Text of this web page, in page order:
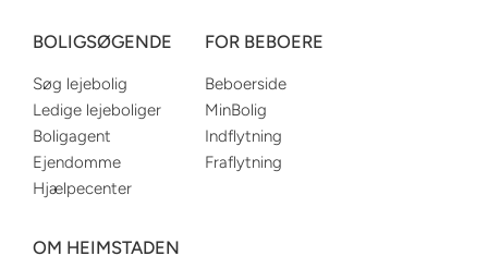
BOLIGSØGENDE
Søg lejebolig
Ledige lejeboliger
Boligagent
Ejendomme
Hjælpecenter
FOR BEBOERE
Beboerside
MinBolig
Indflytning
Fraflytning
OM HEIMSTADEN